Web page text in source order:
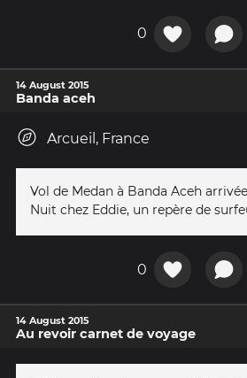
0
14 August 2015
Banda aceh
Arcueil, France
Vol de Medan à Banda Aceh
Nuit chez Eddie, un repère de
0
14 August 2015
Au revoir carnet de voyage